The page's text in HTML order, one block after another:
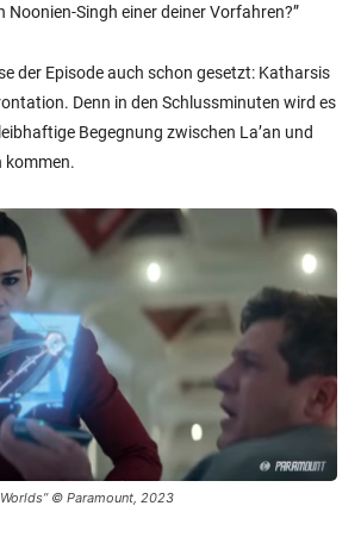
Noonien-Singh einer deiner Vorfahren?”
der Episode auch schon gesetzt: Katharsis
Denn in den Schlussminuten wird es
Begegnung zwischen La’an und
kommen.
© Paramount, 2023